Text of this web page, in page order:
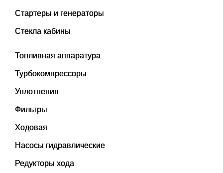
Стартеры и генераторы
Стекла кабины
Топливная аппаратура
Турбокомпрессоры
Уплотнения
Фильтры
Ходовая
Насосы гидравлические
Редукторы хода